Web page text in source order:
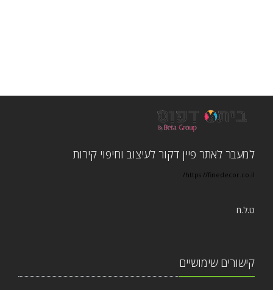
למעבר לאתר פיין דקור לעיצוב וחיפוי קירות
https://finedecor.co.il/
ט.ל.ח
קישורים שימושיים